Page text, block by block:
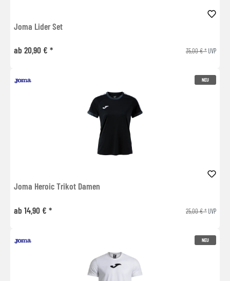
Joma Lider Set
ab 20,90 € * 35,00 € *UVP
NEU
Joma Heroic Trikot Damen
ab 14,90 € * 25,00 € *UVP
NEU